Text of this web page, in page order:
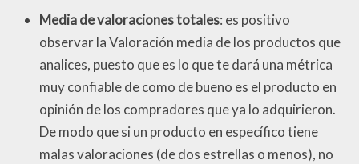
Media de valoraciones totales: es positivo
observar la Valoración media de los productos que
analices, puesto que es lo que te dará una métrica
muy confiable de como de bueno es el producto en
opinión de los compradores que ya lo adquirieron.
De modo que si un producto en específico tiene
malas valoraciones (de dos estrellas o menos), no